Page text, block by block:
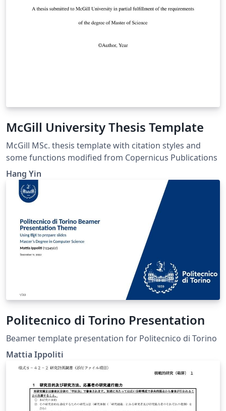
McGill University Thesis Template
McGill MSc. thesis template with citation styles and
some functions modified from Copernicus Publications
Hang Yin
Politecnico di Torino Presentation
Beamer template presentation for Politecnico di Torino
Mattia Ippoliti